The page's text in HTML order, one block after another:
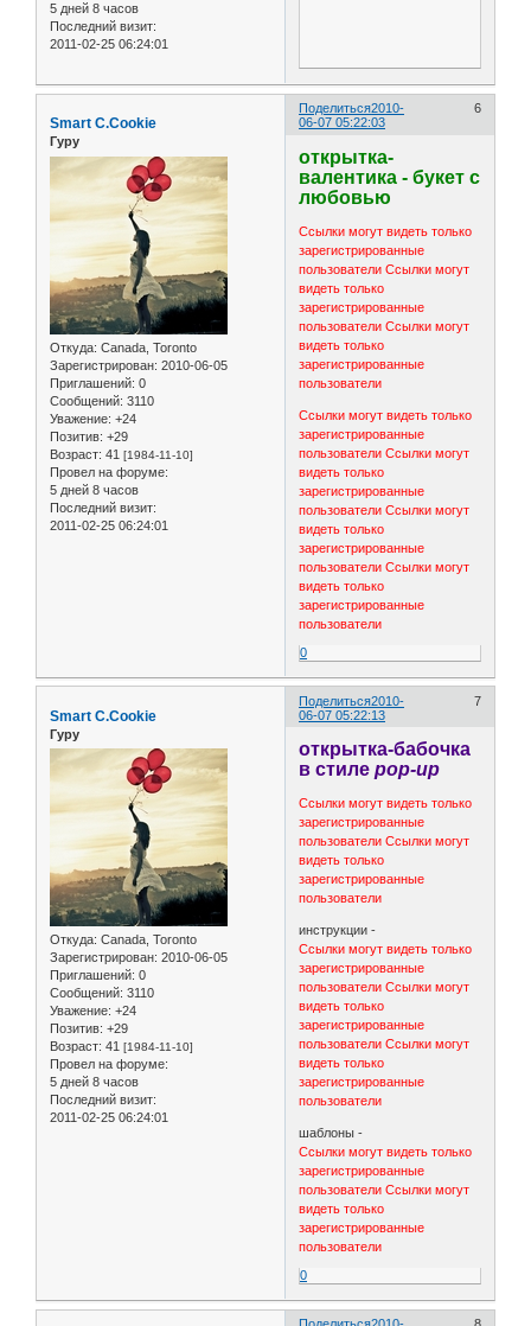
5 дней 8 часов
Последний визит:
2011-02-25 06:24:01
Поделиться 6
2010-
06-07 05:22:03
Smart C.Cookie
Гуру
Откуда: Canada, Toronto
Зарегистрирован: 2010-06-05
Приглашений: 0
Сообщений: 3110
Уважение: +24
Позитив: +29
Возраст: 41 [1984-11-10]
Провел на форуме:
5 дней 8 часов
Последний визит:
2011-02-25 06:24:01
открытка-
валентика - букет с
любовью
Ссылки могут видеть только
зарегистрированные
пользователи Ссылки могут
видеть только
зарегистрированные
пользователи Ссылки могут
видеть только
зарегистрированные
пользователи
Ссылки могут видеть только
зарегистрированные
пользователи Ссылки могут
видеть только
зарегистрированные
пользователи Ссылки могут
видеть только
зарегистрированные
пользователи Ссылки могут
видеть только
зарегистрированные
пользователи
0
Поделиться 7
2010-
06-07 05:22:13
Smart C.Cookie
Гуру
Откуда: Canada, Toronto
Зарегистрирован: 2010-06-05
Приглашений: 0
Сообщений: 3110
Уважение: +24
Позитив: +29
Возраст: 41 [1984-11-10]
Провел на форуме:
5 дней 8 часов
Последний визит:
2011-02-25 06:24:01
открытка-бабочка
в стилеpop-up
Ссылки могут видеть только
зарегистрированные
пользователи Ссылки могут
видеть только
зарегистрированные
пользователи
инструкции -
Ссылки могут видеть только
зарегистрированные
пользователи Ссылки могут
видеть только
зарегистрированные
пользователи Ссылки могут
видеть только
зарегистрированные
пользователи
шаблоны -
Ссылки могут видеть только
зарегистрированные
пользователи Ссылки могут
видеть только
зарегистрированные
пользователи
0